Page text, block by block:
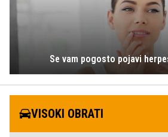
Se vam pogosto pojavi
VISOKI OBRATI